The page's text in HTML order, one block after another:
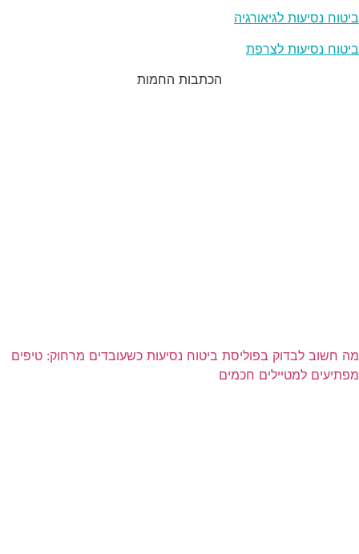
ביטוח נסיעות לגיאורגיה
ביטוח נסיעות לצרפת
הכתבות החמות
מה חשוב לבדוק בפוליסת ביטוח נסיעות כשעובדים מרחוק: טיפים
מפתיעים למטיילים חכמים